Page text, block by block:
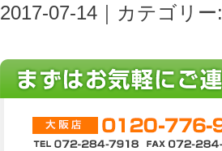
2017-07-14｜カテゴリー: